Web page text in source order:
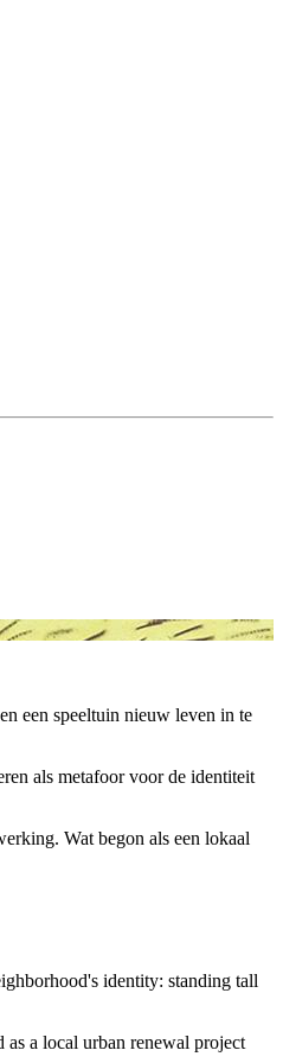
een speeltuin nieuw leven in te
als metafoor voor de identiteit
Wat begon als een lokaal
identity: standing tall
a local urban renewal project